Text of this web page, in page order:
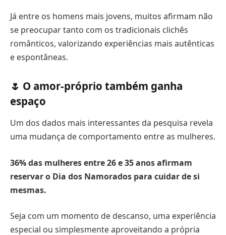
Já entre os homens mais jovens, muitos afirmam não
se preocupar tanto com os tradicionais clichês
românticos, valorizando experiências mais autênticas
e espontâneas.
🌷 O amor-próprio também ganha
espaço
Um dos dados mais interessantes da pesquisa revela
uma mudança de comportamento entre as mulheres.
36% das mulheres entre 26 e 35 anos afirmam
reservar o Dia dos Namorados para cuidar de si
mesmas.
Seja com um momento de descanso, uma experiência
especial ou simplesmente aproveitando a própria